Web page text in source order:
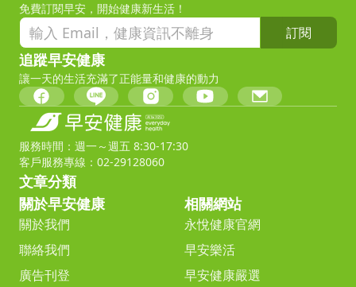
免費訂閱早安，開始健康新生活！
訂閱
追蹤早安健康
讓一天的生活充滿了正能量和健康的動力
服務時間：週一～週五 8:30-17:30
客戶服務專線：02-29128060
文章分類
關於早安健康
關於我們
聯絡我們
廣告刊登
相關網站
永悅健康官網
早安樂活
早安健康嚴選